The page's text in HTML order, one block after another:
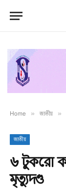
Home » জাতীয় »
জাতীয়
৬ টুকরো
মৃত্যুদণ্ড